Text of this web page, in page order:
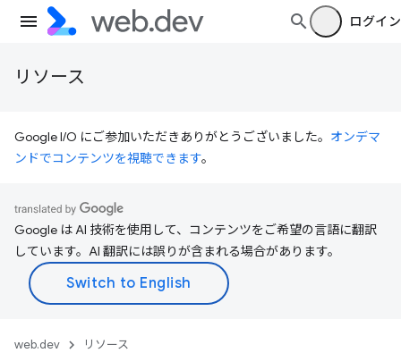
ログイン
リソース
Google I/O にご参加いただきありがとうございました。 オンデマ
ンドでコンテンツを視聴できます。
Google は AI 技術を使用して、コンテンツをご希望の言語に翻訳
しています。AI 翻訳には誤りが含まれる場合があります。
web.dev リソース